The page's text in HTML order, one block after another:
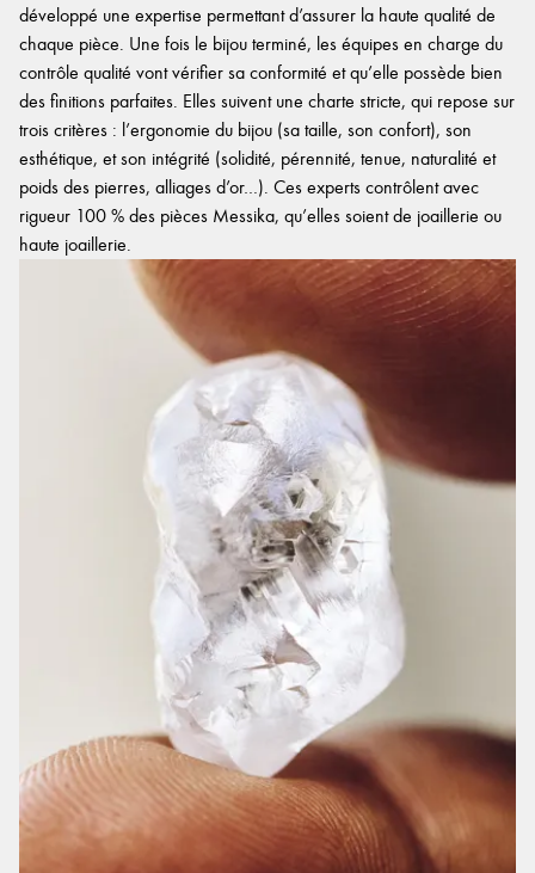
développé une expertise permettant d’assurer la haute qualité de
chaque pièce. Une fois le bijou terminé, les équipes en charge du
contrôle qualité vont vérifier sa conformité et qu’elle possède bien
des finitions parfaites. Elles suivent une charte stricte, qui repose sur
trois critères : l’ergonomie du bijou (sa taille, son confort), son
esthétique, et son intégrité (solidité, pérennité, tenue, naturalité et
poids des pierres, alliages d’or…). Ces experts contrôlent avec
rigueur 100 % des pièces Messika, qu’elles soient de joaillerie ou
haute joaillerie.